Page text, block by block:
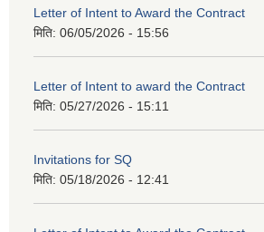
Letter of Intent to Award the Contract
मिति: 06/05/2026 - 15:56
Letter of Intent to award the Contract
मिति: 05/27/2026 - 15:11
Invitations for SQ
मिति: 05/18/2026 - 12:41